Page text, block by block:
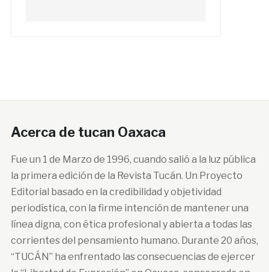
Acerca de tucan Oaxaca
Fue un 1 de Marzo de 1996, cuando salió a la luz pública
la primera edición de la Revista Tucán. Un Proyecto
Editorial basado en la credibilidad y objetividad
periodística, con la firme intención de mantener una
línea digna, con ética profesional y abierta a todas las
corrientes del pensamiento humano. Durante 20 años,
“TUCÁN” ha enfrentado las consecuencias de ejercer